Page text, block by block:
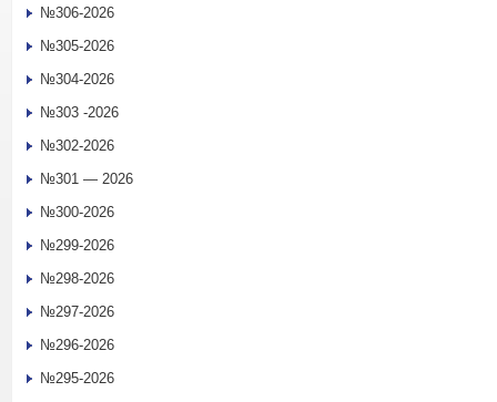
№306-2026
№305-2026
№304-2026
№303 -2026
№302-2026
№301 — 2026
№300-2026
№299-2026
№298-2026
№297-2026
№296-2026
№295-2026